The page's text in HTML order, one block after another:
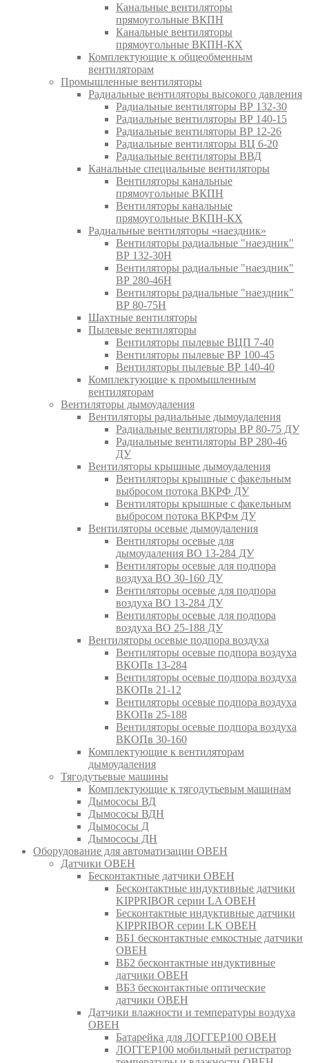
Канальные вентиляторы
прямоугольные ВКПН
Канальные вентиляторы
прямоугольные ВКПН-КХ
Комплектующие к общеобменным
вентиляторам
Промышленные вентиляторы
Радиальные вентиляторы высокого давления
Радиальные вентиляторы ВР 132-30
Радиальные вентиляторы ВР 140-15
Радиальные вентиляторы ВР 12-26
Радиальные вентиляторы ВЦ 6-20
Радиальные вентиляторы ВВД
Канальные специальные вентиляторы
Вентиляторы канальные
прямоугольные ВКПН
Вентиляторы канальные
прямоугольные ВКПН-КХ
Радиальные вентиляторы «наездник»
Вентиляторы радиальные "наездник"
ВР 132-30Н
Вентиляторы радиальные "наездник"
ВР 280-46Н
Вентиляторы радиальные "наездник"
ВР 80-75Н
Шахтные вентиляторы
Пылевые вентиляторы
Вентиляторы пылевые ВЦП 7-40
Вентиляторы пылевые ВР 100-45
Вентиляторы пылевые ВР 140-40
Комплектующие к промышленным
вентиляторам
Вентиляторы дымоудаления
Вентиляторы радиальные дымоудаления
Радиальные вентиляторы ВР 80-75 ДУ
Радиальные вентиляторы ВР 280-46
ДУ
Вентиляторы крышные дымоудаления
Вентиляторы крышные с факельным
выбросом потока ВКРФ ДУ
Вентиляторы крышные с факельным
выбросом потока ВКРФм ДУ
Вентиляторы осевые дымоудаления
Вентиляторы осевые для
дымоудаления ВО 13-284 ДУ
Вентиляторы осевые для подпора
воздуха ВО 30-160 ДУ
Вентиляторы осевые для подпора
воздуха ВО 13-284 ДУ
Вентиляторы осевые для подпора
воздуха ВО 25-188 ДУ
Вентиляторы осевые подпора воздуха
Вентиляторы осевые подпора воздуха
ВКОПв 13-284
Вентиляторы осевые подпора воздуха
ВКОПв 21-12
Вентиляторы осевые подпора воздуха
ВКОПв 25-188
Вентиляторы осевые подпора воздуха
ВКОПв 30-160
Комплектующие к вентиляторам
дымоудаления
Тягодутьевые машины
Комплектующие к тягодутьевым машинам
Дымососы ВД
Дымососы ВДН
Дымососы Д
Дымососы ДН
Оборудование для автоматизации ОВЕН
Датчики ОВЕН
Бесконтактные датчики ОВЕН
Бесконтактные индуктивные датчики
KIPPRIBOR серии LA ОВЕН
Бесконтактные индуктивные датчики
KIPPRIBOR серии LK ОВЕН
ВБ1 бесконтактные емкостные датчики
ОВЕН
ВБ2 бесконтактные индуктивные
датчики ОВЕН
ВБ3 бесконтактные оптические
датчики ОВЕН
Датчики влажности и температуры воздуха
ОВЕН
Батарейка для ЛОГГЕР100 ОВЕН
ЛОГГЕР100 мобильный регистратор